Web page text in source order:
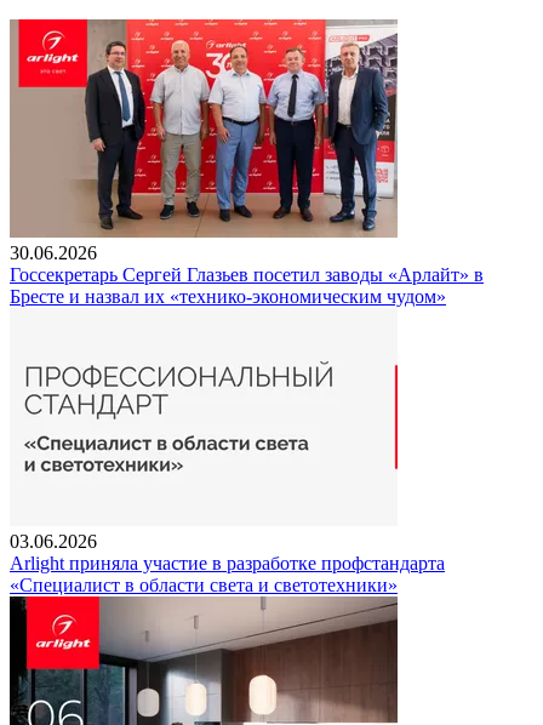
30.06.2026
Госсекретарь Сергей Глазьев посетил заводы «Арлайт» в
Бресте и назвал их «технико-экономическим чудом»
03.06.2026
Arlight приняла участие в разработке профстандарта
«Специалист в области света и светотехники»